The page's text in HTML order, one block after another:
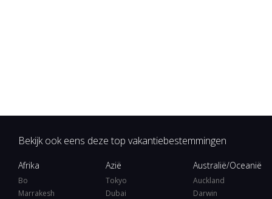
Bekijk ook eens deze top vakantiebestemmingen
Afrika
Bo
Marrakesh
Azië
Tokyo
Dubai
Australië/Oceanië
Auckland
Darwin